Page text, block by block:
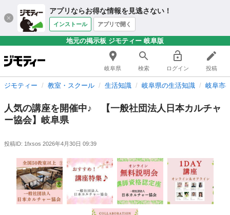
アプリならお得な情報を見逃さない！
インストール アプリで開く
地元の掲示板 ジモティー 岐阜版
岐阜県 検索 ログイン 投稿
ジモティー 教室・スクール 生活知識 岐阜県の生活知識 岐阜市
人気の講座を開催中♪ 【一般社団法人日本カルチャ
ー協会】岐阜県
投稿ID: 1fxsos 2026年4月30日 09:39